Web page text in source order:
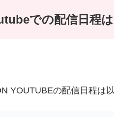
での配信日程は
YOUTUBEの配信日程は